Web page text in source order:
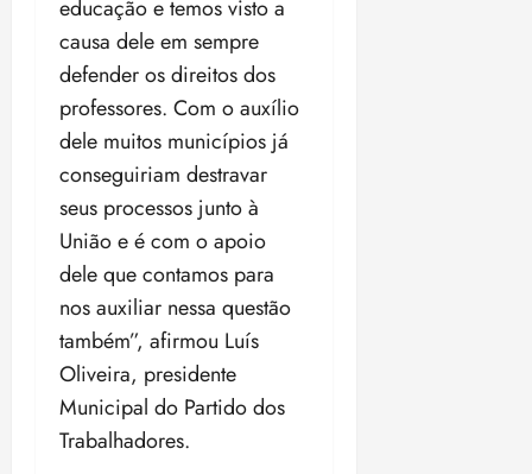
educação e temos visto a
causa dele em sempre
defender os direitos dos
professores. Com o auxílio
dele muitos municípios já
conseguiriam destravar
seus processos junto à
União e é com o apoio
dele que contamos para
nos auxiliar nessa questão
também”, afirmou Luís
Oliveira, presidente
Municipal do Partido dos
Trabalhadores.